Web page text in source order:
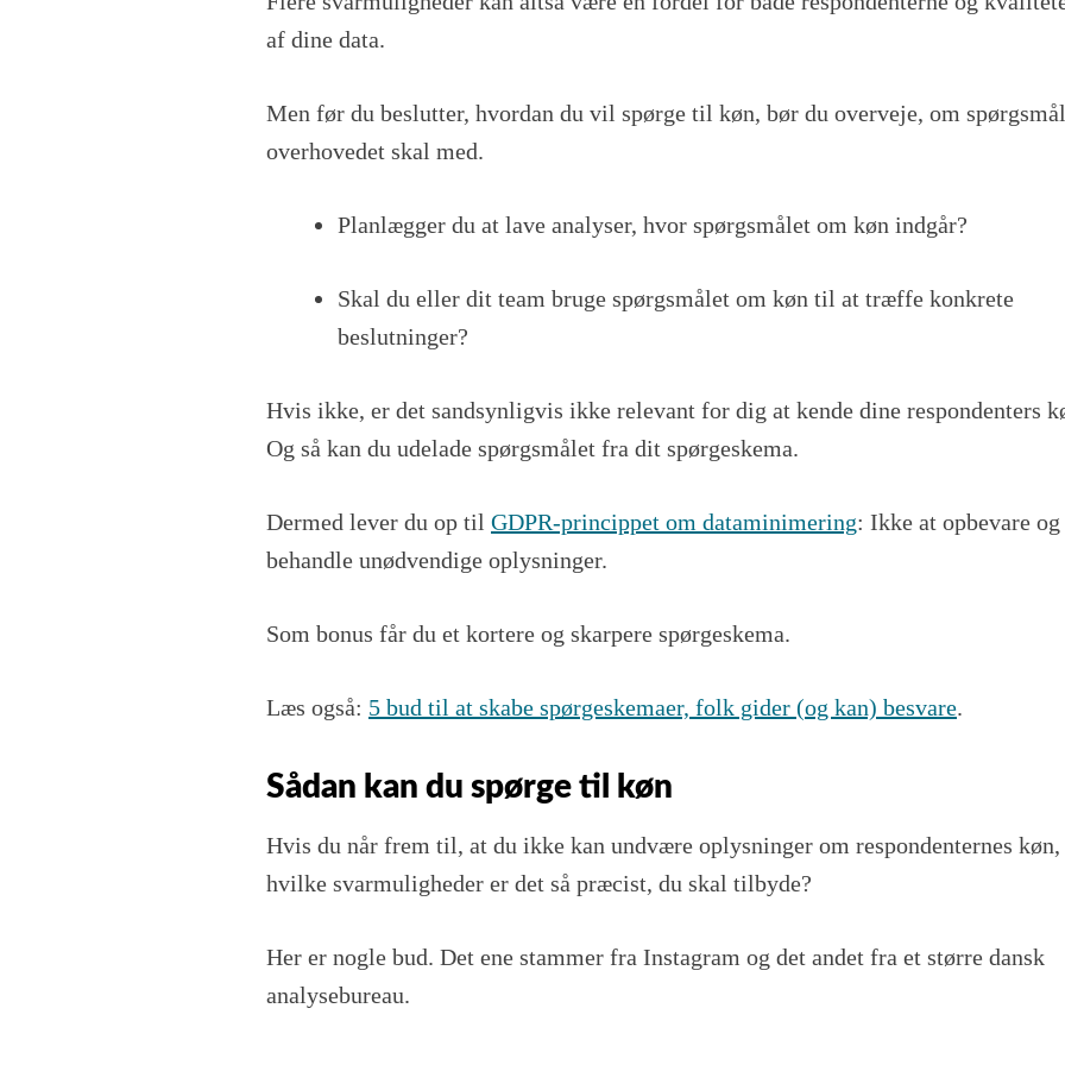
af dine data.
Men før du beslutter, hvordan du vil spørge til køn, bør du overveje, om
overhovedet skal med.
Planlægger du at lave analyser, hvor spørgsmålet om køn indgår?
Skal du eller dit team bruge spørgsmålet om køn til at træffe konkrete
beslutninger?
Hvis ikke, er det sandsynligvis ikke relevant for dig at kende dine respondenters
Og så kan du udelade spørgsmålet fra dit spørgeskema.
Dermed lever du op til GDPR-princippet om dataminimering: Ikke at opbevare og
behandle unødvendige oplysninger.
Som bonus får du et kortere og skarpere spørgeskema.
Læs også: 5 bud til at skabe spørgeskemaer, folk gider (og kan) besvare.
Sådan kan du spørge til køn
Hvis du når frem til, at du ikke kan undvære oplysninger om respondenternes køn,
hvilke svarmuligheder er det så præcist, du skal tilbyde?
Her er nogle bud. Det ene stammer fra Instagram og det andet fra et større dansk
analysebureau.